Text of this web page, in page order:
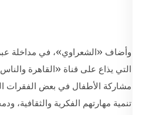
وأضاف «الشعراوي»، في مداخلة
التي يذاع على قناة «القاهرة
مشاركة الأطفال في بعض الفقرات
تنمية مهارتهم الفكرية والثقافية،